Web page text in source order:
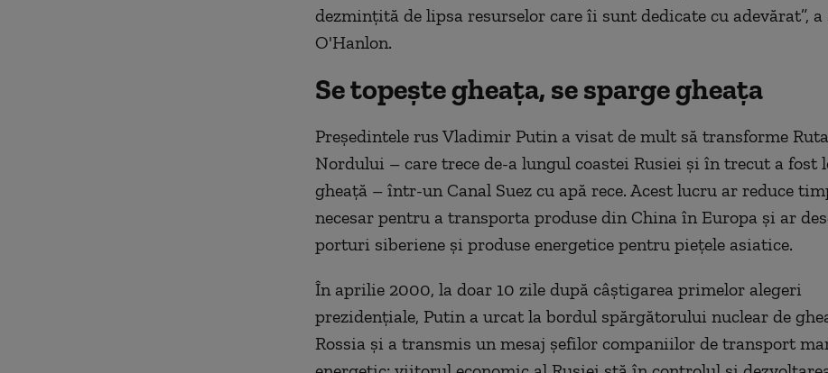
dezmințită de lipsa resurselor care îi sunt dedicate cu adevărat”, a
O'Hanlon.
Se topește gheața, se sparge gheața
Președintele rus Vladimir Putin a visat de mult să transforme
Nordului – care trece de-a lungul coastei Rusiei și în trecut a fost
gheață – într-un Canal Suez cu apă rece. Acest lucru ar reduce
necesar pentru a transporta produse din China în Europa și ar
porturi siberiene și produse energetice pentrupiețele asiatice.
În aprilie 2000, la doar 10 zile după câștigarea primelor alegeri
prezidențiale, Putin a urcat la bordul spărgătorului nuclear de
Rossia și a transmis un mesaj șefilor companiilor de transport